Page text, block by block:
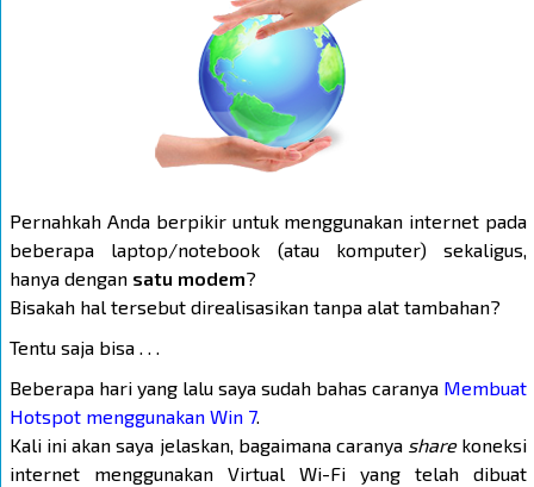
Pernahkah Anda berpikir untuk menggunakan internet pada
beberapa laptop/notebook (atau komputer) sekaligus,
hanya dengan satu modem?
Bisakah hal tersebut direalisasikan tanpa alat tambahan?
Tentu saja bisa . . .
Beberapa hari yang lalu saya sudah bahas caranya Membuat
Hotspot menggunakan Win 7.
Kali ini akan saya jelaskan, bagaimana caranya sharekoneksi
internet menggunakan Virtual Wi-Fi yang telah dibuat